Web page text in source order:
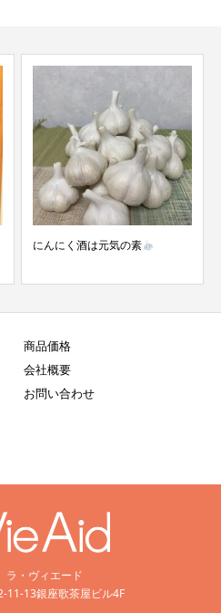
にんにく酒は元気の素
商品価格
会社概要
お問い合わせ
・ヴィエード
11-13銀座歌茶屋ビル4F